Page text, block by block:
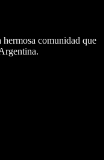
comunidad que